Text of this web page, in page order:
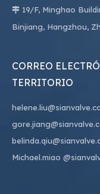
 19/F, Minghao
Binjiang, Hangzhou,
CORREO
TERRITORIO
Michael.miao